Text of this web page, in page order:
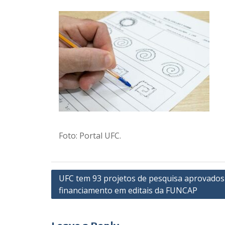
Foto: Portal UFC.
Post
navigation
UFC tem 93 projetos de pesquisa
financiamento em editais da FUNCAP